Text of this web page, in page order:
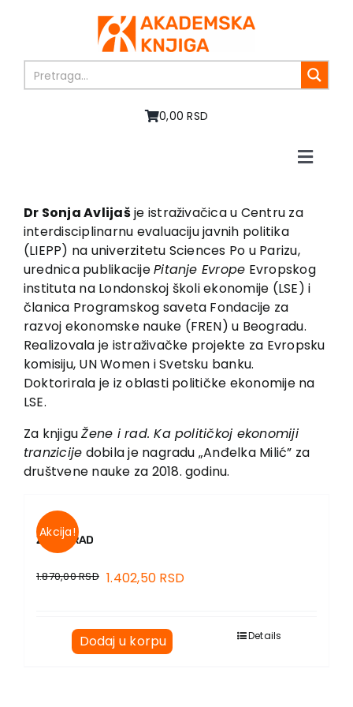
0,00 RSD
Toggle
O nama
Knjige
U pripremi
Akcija
Autori
Vesti
EU PROJEKTI
Kontakt
Dr Sonja Avlijašje istraživačica u Centru za
interdisciplinarnu evaluaciju javnih politika
(LIEPP) na univerzitetu Sciences Po u Parizu,
urednica publikacijePitanje Evrope Evropskog
instituta na Londonskoj školi ekonomije (LSE) i
članica Programskog saveta Fondacije za
razvoj ekonomske nauke (FREN) u Beogradu.
Realizovala je istraživačke projekte za Evropsku
komisiju, UN Women i Svetsku banku.
Doktorirala je iz oblasti političke ekonomije na
LSE.
Za knjiguŽene i rad. Ka političkoj ekonomiji
tranzicije dobila je nagradu „Anđelka Milić” za
društvene nauke za 2018. godinu.
Akcija!
ŽENE I RAD
1.870,00RSD 1.402,50 RSD
Dodaj u korpu Details